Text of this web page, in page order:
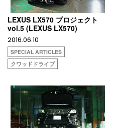
LEXUS LX570 プロジェクト
vol.5 (LEXUS LX570)
2016.06.10
SPECIAL ARTICLES
クワッドドライブ